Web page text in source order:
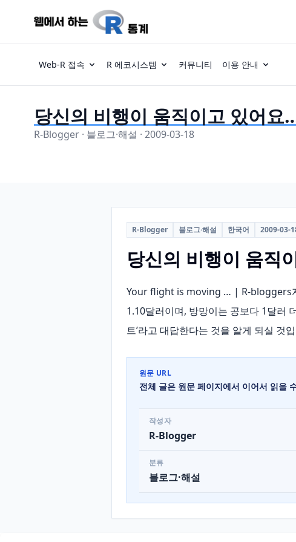
Web-R 접속 R 에코시스템 커뮤니티 이용 안내
당신의 비행이 움직이고 있어요
R-Blogger · 블로그·해설 · 2009-03-18
R-Blogger 블로그·해설 한국어 2009-03-
당신의 비행이 움직
Your flight is moving … | R-bloggers지
1.10달러이며, 방망이는 공보다 1달러
트’라고 대답한다는 것을 알게 되실 것
원문 URL
전체 글은 원문 페이지에서 이어서 읽을
작성자
R-Blogger
분류
블로그·해설